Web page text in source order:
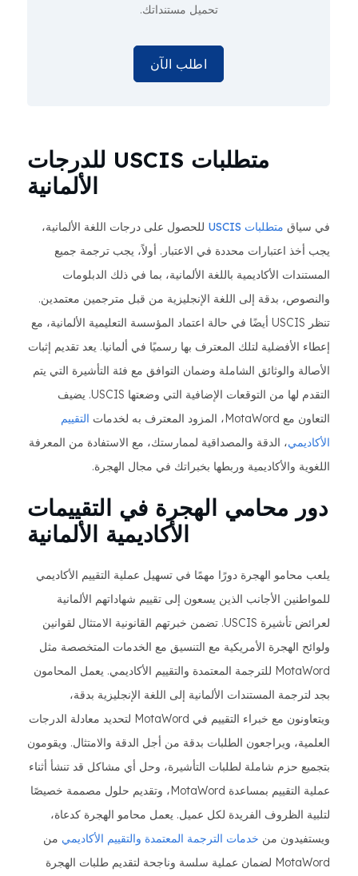
تحميل مستنداتك.
اطلب الآن
متطلبات USCIS للدرجات
الألمانية
في سياق متطلبات USCIS
للحصول على درجات اللغة الألمانية،
يجب أخذ اعتبارات محددة في الاعتبار. أولاً، يجب ترجمة جميع
المستندات الأكاديمية باللغة الألمانية، بما في ذلك الدبلومات
والنصوص، بدقة إلى اللغة الإنجليزية من قبل مترجمين معتمدين.
تنظر USCIS أيضًا في حالة اعتماد المؤسسة التعليمية الألمانية، مع
إعطاء الأفضلية لتلك المعترف بها رسميًا في ألمانيا. يعد تقديم إثبات
الأصالة والوثائق الشاملة وضمان التوافق مع فئة التأشيرة التي يتم
التقدم لها من التوقعات الإضافية التي وضعتها USCIS. يضيف
التعاون مع MotaWord، المزود المعترف به لخدمات
التقييم
الأكاديمي، الدقة والمصداقية لممارستك، مع الاستفادة من المعرفة
اللغوية والأكاديمية وربطها بخبراتك في مجال الهجرة.
دور محامي الهجرة في التقييمات
الأكاديمية الألمانية
يلعب محامو الهجرة دورًا مهمًا في تسهيل عملية التقييم الأكاديمي
للمواطنين الأجانب الذين يسعون إلى تقييم شهاداتهم الألمانية
لعرائض تأشيرة USCIS. تضمن خبرتهم القانونية الامتثال لقوانين
ولوائح الهجرة الأمريكية مع التنسيق مع الخدمات المتخصصة مثل
MotaWord للترجمة المعتمدة والتقييم الأكاديمي. يعمل المحامون
بجد لترجمة المستندات الألمانية إلى اللغة الإنجليزية بدقة،
ويتعاونون مع خبراء التقييم في MotaWord لتحديد معادلة الدرجات
العلمية، ويراجعون الطلبات بدقة من أجل الدقة والامتثال. ويقومون
بتجميع حزم شاملة لطلبات التأشيرة، وحل أي مشاكل قد تنشأ أثناء
عملية التقييم بمساعدة MotaWord، وتقديم حلول مصممة خصيصًا
لتلبية الظروف الفريدة لكل عميل. يعمل محامو الهجرة كدعاة،
ويستفيدون من خدمات الترجمة المعتمدة والتقييم الأكاديمي من
MotaWord لضمان عملية سلسة وناجحة لتقديم طلبات الهجرة